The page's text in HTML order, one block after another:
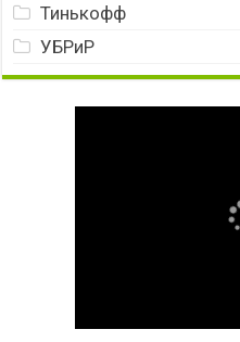
Тинькофф
УБРиР